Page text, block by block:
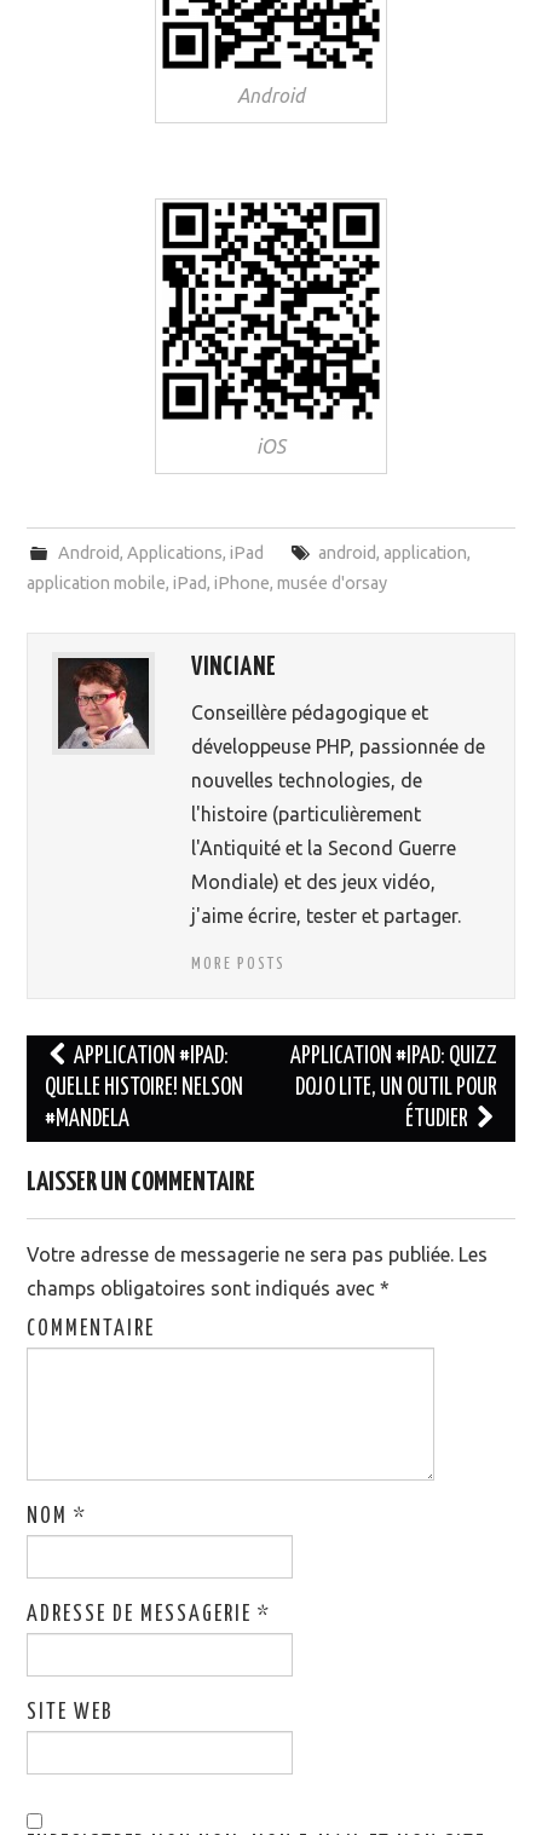
Android
iOS
Android, Applications, iPad android, application,
application mobile,iPad,iPhone,musée d'orsay
VINCIANE
Conseillère pédagogique et
développeuse PHP, passionnée de
nouvelles technologies, de
l'histoire (particulièrement
l'Antiquité et la Second Guerre
Mondiale) et des jeux vidéo,
j'aime écrire, tester et partager.
MORE POSTS
Navigation des articles
APPLICATION #IPAD:
QUELLE HISTOIRE! NELSON
#MANDELA
APPLICATION #IPAD: QUIZZ
DOJO LITE, UN OUTIL POUR
ÉTUDIER
LAISSER UN COMMENTAIRE
Votre adresse de messagerie ne sera pas publiée. Les
champs obligatoires sont indiqués avec*
COMMENTAIRE
NOM*
ADRESSE DE MESSAGERIE*
SITE WEB